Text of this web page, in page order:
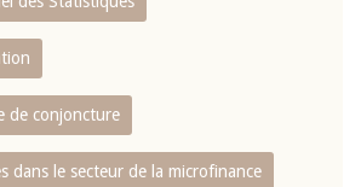
de conjoncture
dans le secteur de la microfinance